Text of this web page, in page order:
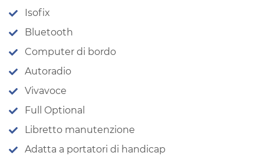
Isofix
Bluetooth
Computer di bordo
Autoradio
Vivavoce
Full Optional
Libretto manutenzione
Adatta a portatori di handicap